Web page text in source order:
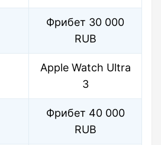
Фрибет 30 000
RUB
Apple Watch Ultra
3
Фрибет 40 000
RUB